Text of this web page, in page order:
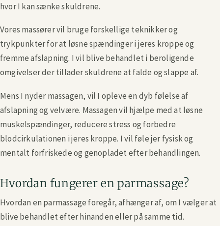
hvor I kan sænke skuldrene.
Vores massører vil bruge forskellige teknikker og
trykpunkter for at løsne spændinger i jeres kroppe og
fremme afslapning. I vil blive behandlet i beroligende
omgivelser der tillader skuldrene at falde og slappe af.
Mens I nyder massagen, vil I opleve en dyb følelse af
afslapning og velvære. Massagen vil hjælpe med at løsne
muskelspændinger, reducere stress og forbedre
blodcirkulationen i jeres kroppe. I vil føle jer fysisk og
mentalt forfriskede og genopladet efter behandlingen.
Hvordan fungerer en parmassage?
Hvordan en parmassage foregår, afhænger af, om I vælger at
blive behandlet efter hinanden eller på samme tid.